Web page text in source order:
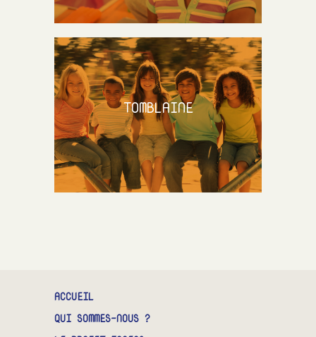
TOMBLAINE
ACCUEIL
QUI SOMMES-NOUS ?